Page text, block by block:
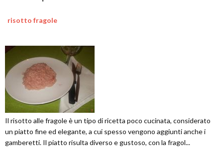
risotto fragole
Il risotto alle fragole è un tipo di ricetta poco cucinata, considerato
un piatto fine ed elegante, a cui spesso vengono aggiunti anche i
gamberetti. Il piatto risulta diverso e gustoso, con la fragol...